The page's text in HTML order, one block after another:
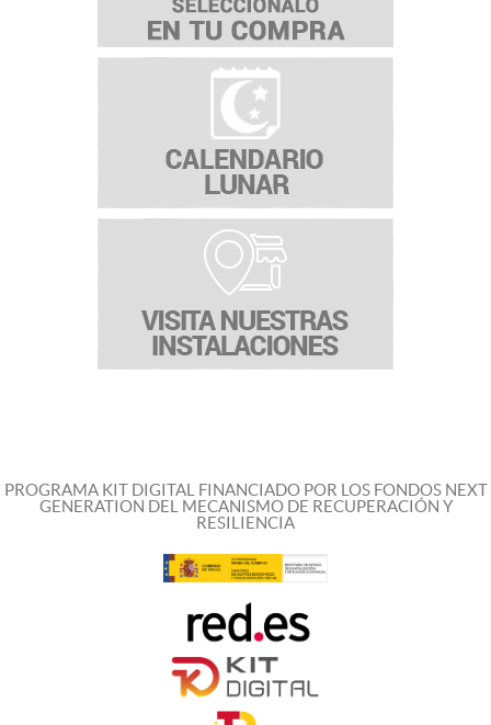
PROGRAMA KIT DIGITAL FINANCIADO POR LOS FONDOS NEXT
GENERATION DEL MECANISMO DE RECUPERACIÓN Y
RESILIENCIA